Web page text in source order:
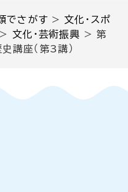
でさがす > 文化・スポ
> 文化・芸術振興 > 第
座（第3講）